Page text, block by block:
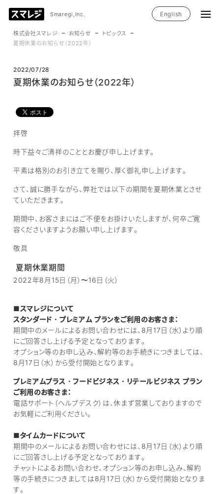
Smaregi,Inc. English
株式会社スマレジ お知らせ
トピックス
夏期休業のお知らせ（2022年）
2022/07/28
夏期休業のお知らせ（2022年）
拝啓
時下益々ご清祥のこととお慶び申し上げます。
平素は格別のお引き立てを賜り、厚く御礼申し上げます。
さて、誠に勝手ながら、弊社では以下の期間を夏期休業とさせ
ていただきます。
期間中、お客さまにはご不便をお掛けいたしますが、何卒ご寛
容くださいますようお願い申し上げます。
敬具
夏期休業期間
2022年8月15日（月）〜16日（火）
■スマレジについて
スタンダード・プレミアム プランをご利用のお客さま：
期間中のメールによるお問い合わせには、8月17日（水）より順
にご回答さし上げる予定となっております。
オプション等のお申し込み、解約等のお手続きにつきましては、
8月17日（水）から受付開始となります。
プレミアムプラス・フードビジネス・リテールビジネス プラン
ご利用のお客さま：
電話サポート（ヘルプデスク）は、休まず営業しておりますので
お気軽にご利用ください。
■タイムカードについて
期間中のメールによるお問い合わせには、8月17日（水）より順
にご回答さし上げる予定となっております。
チャットによるお問い合わせ、オプション等のお申し込み、解約
等の手続きにつきましては8月17日（水）から受付開始となりま
す。